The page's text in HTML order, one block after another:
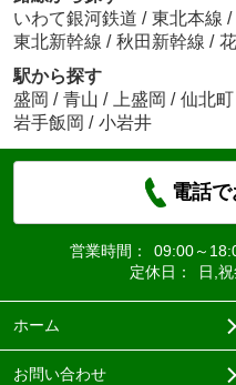
いわて銀河鉄道 / 東北本線 /
東北新幹線 / 秋田新幹線 /
駅から探す
盛岡 / 青山 / 上盛岡 / 仙北町
岩手飯岡 / 小岩井
電話
営業時間：
09:00～
定休日：
日,
ホーム
お問い合わせ